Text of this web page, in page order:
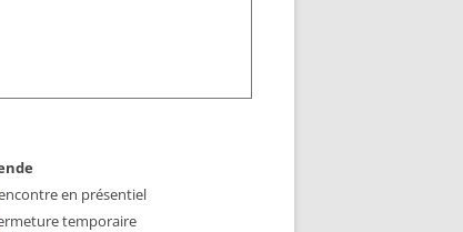
en présentiel
temporaire